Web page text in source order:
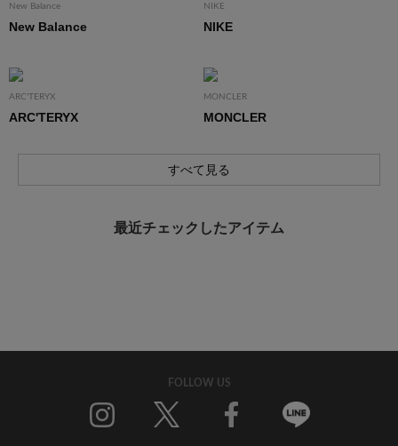
New Balance
New Balance
NIKE
NIKE
ARC'TERYX
ARC'TERYX
MONCLER
MONCLER
すべて見る
最近チェックしたアイテム
FOLLOW US